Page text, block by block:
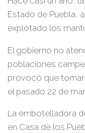
Estado de Puebla,
explotado los
El gobierno no
poblaciones
provocó que
el pasado 22 de
La embotelladora
en Casa de los